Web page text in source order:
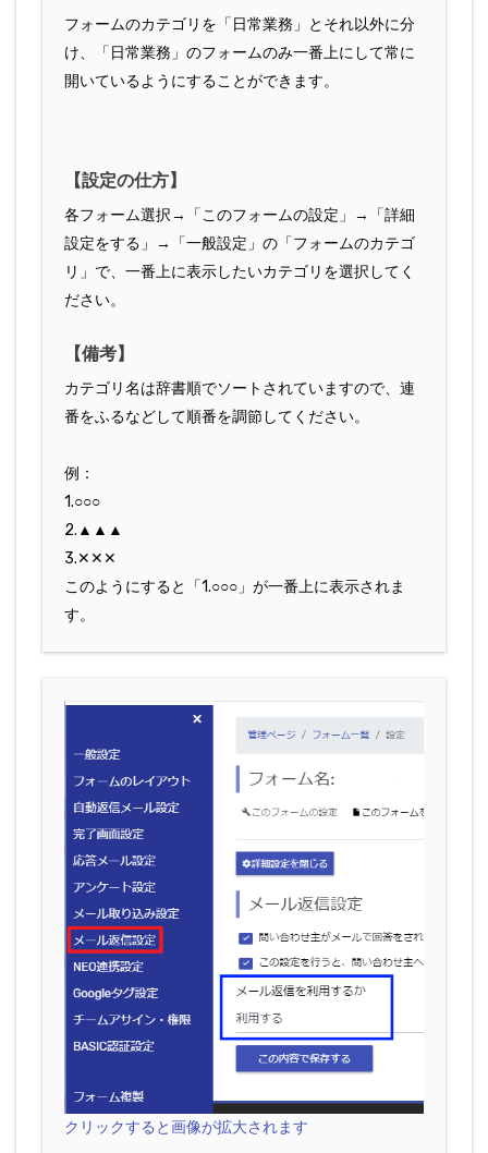
フォームのカテゴリを「日常業務」とそれ以外に分
け、「日常業務」のフォームのみ一番上にして常に
開いているようにすることができます。
【設定の仕方】
各フォーム選択→「このフォームの設定」→「詳細
設定をする」→「一般設定」の「フォームのカテゴ
リ」で、一番上に表示したいカテゴリを選択してく
ださい。
【備考】
カテゴリ名は辞書順でソートされていますので、連
番をふるなどして順番を調節してください。
例：
1.○○○
2.▲▲▲
3.✕✕✕
このようにすると「1.○○○」が一番上に表示されま
す。
クリックすると画像が拡大されます